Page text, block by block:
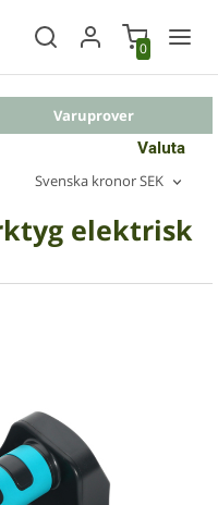
0
Varuprover
Valuta
Svenska kronor SEK
elektrisk